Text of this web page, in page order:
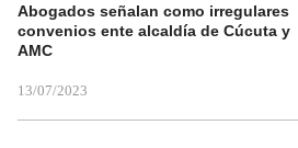
Abogados señalan como irregulares
convenios ente alcaldía de Cúcuta y
AMC
13/07/2023